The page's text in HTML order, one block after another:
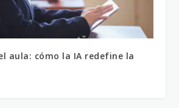
aula: cómo la IA redefine la